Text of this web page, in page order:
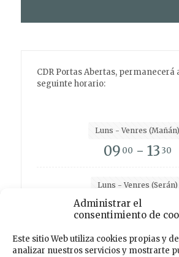
Administrar el
consentimiento de
Este sitio Web utiliza cookies propias y
analizar nuestros servicios y mostrarte
CDR Portas Abertas, permanecerá
seguinte horario:
Luns - Venres (Mañán)
09 00 - 13 30
Luns - Venres (Serán)
1500- 19
Facebook Instagram